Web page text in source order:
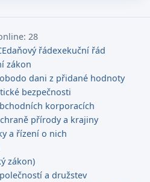
28
daňový řádexekuční řád
zákon
o dani z přidané hodnoty
bezpečnosti
korporacích
přírody a krajiny
a řízení o nich
zákon)
a družstev